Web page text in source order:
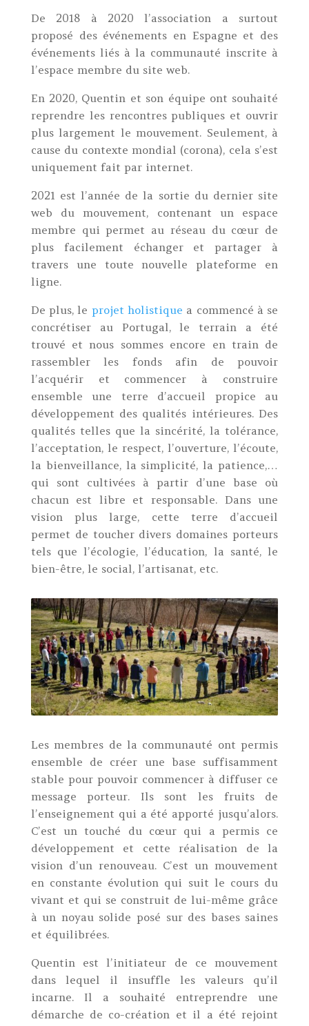
De 2018 à 2020 l’association a surtout
proposé des événements en Espagne et des
événements liés à la communauté inscrite à
l’espace membre du site web.
En 2020, Quentin et son équipe ont souhaité
reprendre les rencontres publiques et ouvrir
plus largement le mouvement. Seulement, à
cause du contexte mondial (corona), cela s’est
uniquement fait par internet.
2021 est l’année de la sortie du dernier site
web du mouvement, contenant un espace
membre qui permet au réseau du cœur de
plus facilement échanger et partager à
travers une toute nouvelle plateforme en
ligne.
De plus, le projet holistique a commencé à se
concrétiser au Portugal, le terrain a été
trouvé et nous sommes encore en train de
rassembler les fonds afin de pouvoir
l’acquérir et commencer à construire
ensemble une terre d’accueil propice au
développement des qualités intérieures. Des
qualités telles que la sincérité, la tolérance,
l’acceptation, le respect, l’ouverture, l’écoute,
la bienveillance, la simplicité, la patience,…
qui sont cultivées à partir d’une base où
chacun est libre et responsable. Dans une
vision plus large, cette terre d’accueil
permet de toucher divers domaines porteurs
tels que l’écologie, l’éducation, la santé, le
bien-être, le social, l’artisanat, etc.
Les membres de la communauté ont permis
ensemble de créer une base suffisamment
stable pour pouvoir commencer à diffuser ce
message porteur. Ils sont les fruits de
l’enseignement qui a été apporté jusqu’alors.
C’est un touché du cœur qui a permis ce
développement et cette réalisation de la
vision d’un renouveau. C’est un mouvement
en constante évolution qui suit le cours du
vivant et qui se construit de lui-même grâce
à un noyau solide posé sur des bases saines
et équilibrées.
Quentin est l’initiateur de ce mouvement
dans lequel il insuffle les valeurs qu’il
incarne. Il a souhaité entreprendre une
démarche de co-création et il a été rejoint